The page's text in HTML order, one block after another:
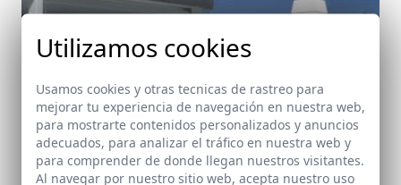
Ayuntamiento en Cartaya
Utilizamos cookies
Usamos cookies y otras tecnicas de rastreo para
mejorar tu experiencia de navegación en nuestra web,
para mostrarte contenidos personalizados y anuncios
adecuados, para analizar el tráfico en nuestra web y
para comprender de donde llegan nuestros visitantes.
Al navegar por nuestro sitio web, acepta nuestro uso